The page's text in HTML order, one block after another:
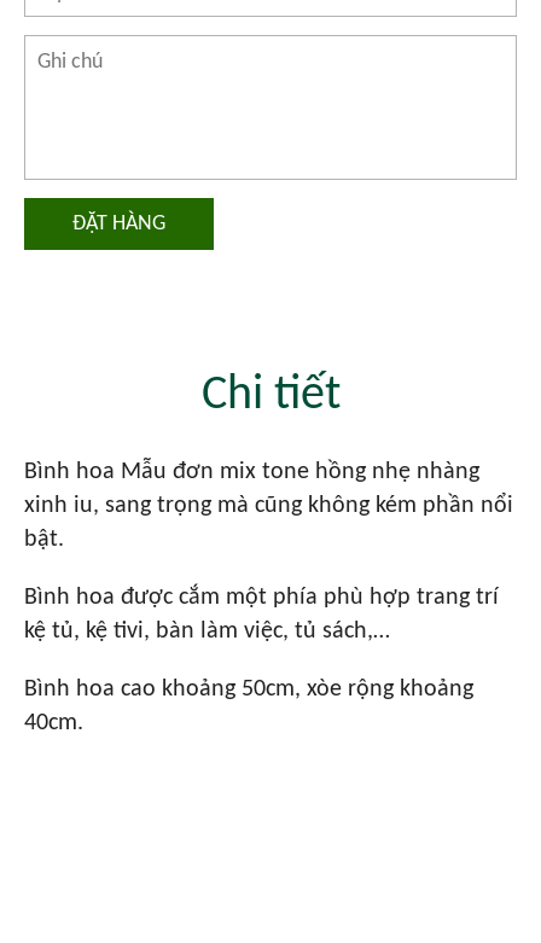
ĐẶT HÀNG
Chi tiết
Bình hoa Mẫu đơn mix tone hồng nhẹ nhàng
xinh iu, sang trọng mà cũng không kém phần nổi
bật.
Bình hoa được cắm một phía phù hợp trang trí
kệ tủ, kệ tivi, bàn làm việc, tủ sách,…
Bình hoa cao khoảng 50cm, xòe rộng khoảng
40cm.